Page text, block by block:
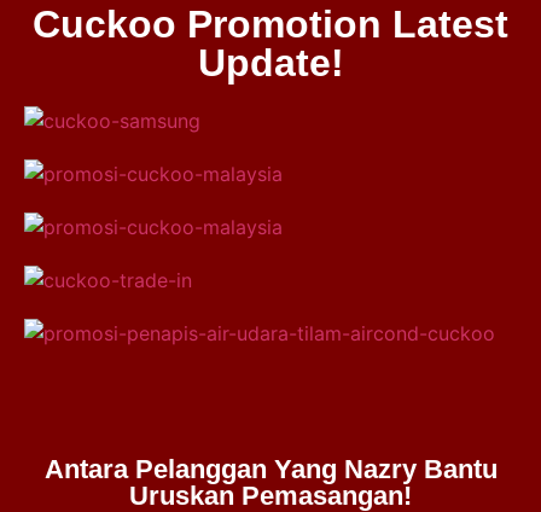
Cuckoo Promotion Latest
Update!
Antara Pelanggan Yang Nazry Bantu
Uruskan Pemasangan!